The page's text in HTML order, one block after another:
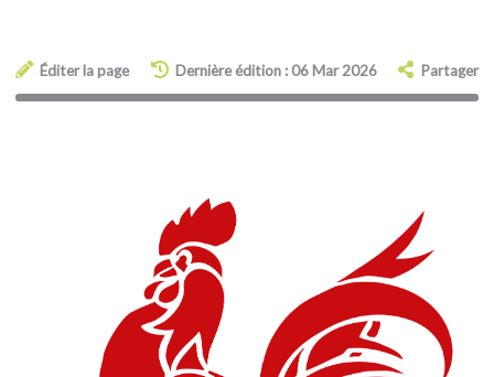
Éditer la page Dernière édition : 06 Mar 2026 Partager